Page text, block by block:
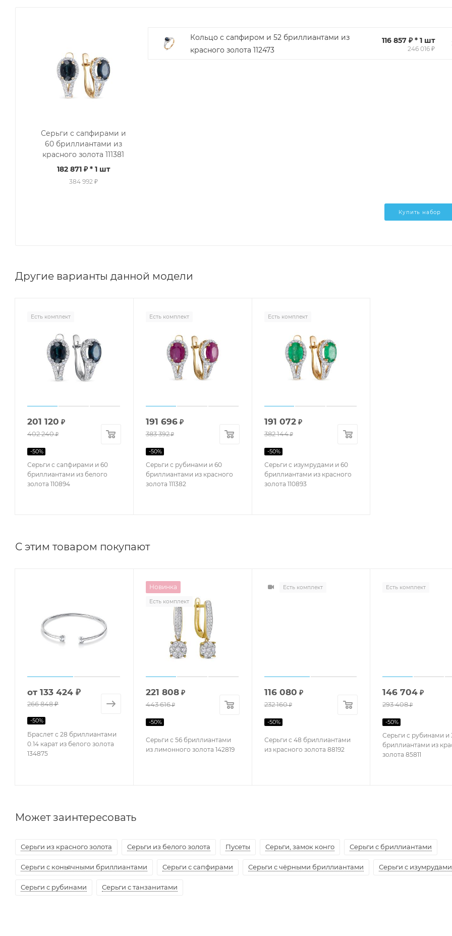
Серьги с сапфирами и
60 бриллиантами из
красного золота 111381
182 871 ₽* 1 шт
384 992 ₽
Кольцо с сапфиром и 52 бриллиантами из
красного золота 112473
116 857 ₽ * 1 шт
246 016 ₽
Купить набор
Другие варианты данной модели
Есть комплект
Серьги с сапфирами и 60
бриллиантами из белого
золота 110894
201 120 ₽
402 240₽
-50%
Есть комплект
Серьги с рубинами и 60
бриллиантами из красного
золота 111382
191 696₽
383 392₽
-50%
Есть комплект
Серьги с изумрудами и 60
бриллиантами из красного
золота 110893
191 072₽
382 144₽
-50%
С этим товаром покупают
Браслет с 28 бриллиантами
0.14 карат из белого золота
134875
от 133 424 ₽
266 848 ₽
-50%
Новинка
Есть комплект
Серьги с 56 бриллиантами
из лимонного золота 142819
221 808₽
443 616₽
-50%
Есть комплект
Серьги с 48 бриллиантами
из красного золота 88192
116 080 ₽
232 160₽
-50%
Есть комплект
Серьги с рубинами и
бриллиантами из
золота 85811
146 704 ₽
293 408₽
-50%
Может заинтересовать
Серьги из красного золота Серьги из белого золота Пусеты Серьги, замок конго Серьги с бриллиантами
Серьги с коньячными бриллиантами Серьги с сапфирами Серьги с чёрными бриллиантами Серьги с изумрудами
Серьги с рубинами Серьги с танзанитами